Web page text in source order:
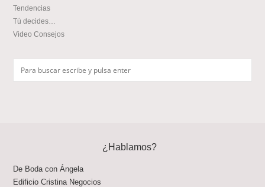
Tendencias
Tú decides…
Video Consejos
¿Hablamos?
De Boda con Ángela
Edificio Cristina Negocios